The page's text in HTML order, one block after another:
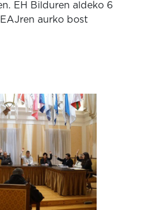
EH Bilduren aldeko 6
aurko bost